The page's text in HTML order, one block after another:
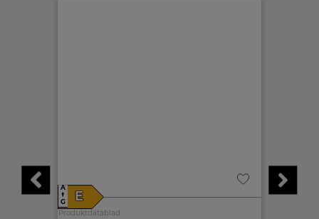
A
↑
G
E
Produktdatablad
A
↑
A